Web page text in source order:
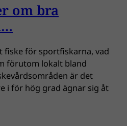
om bra
fiske för sportfiskarna, vad
förutom lokalt bland
är det
i för hög grad ägnar sig åt